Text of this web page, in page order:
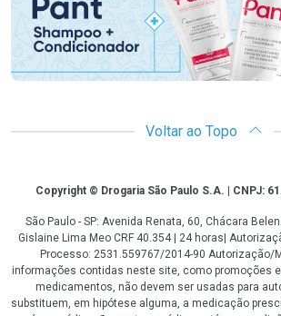
Voltar ao Topo
CopyrightCopyright © Drogaria São Paulo S.A. | CNPJ:
São Paulo - SP: Avenida Renata, 60, Chácara
Gislaine Lima Meo CRF 40.354 | 24 horas|
Processo: 2531.559767/2014-90 Autorização/
informações contidas neste site, como promoções
medicamentos, não devem ser usadas para
substituem, em hipótese alguma, a medicação